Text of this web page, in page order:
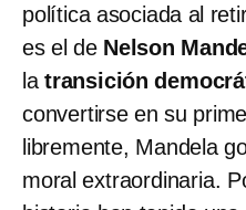
política asociada al
es el de Nelson
la transición
convertirse en su
libremente, Mandela
moral extraordinaria.